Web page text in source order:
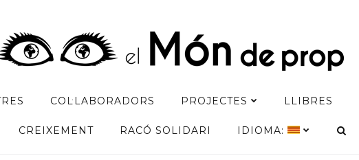
COL·LABORADORS PROJECTES LLIBRES
CREIXEMENT RACÓ SOLIDARI IDIOMA: